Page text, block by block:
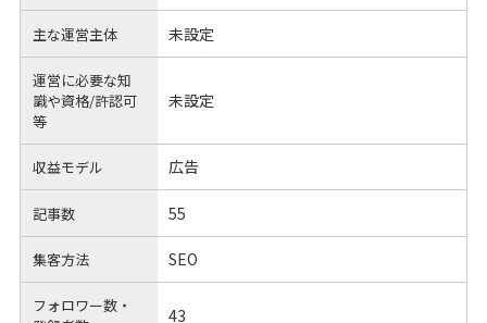
主な運営主体 未設定
運営に必要な知
識や資格/許認可
等
未設定
収益モデル 広告
記事数 55
集客方法 SEO
フォロワー数・
43